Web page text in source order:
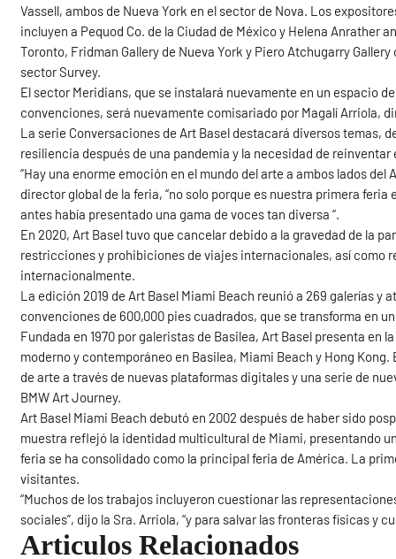
Vassell, ambos de Nueva York en el sector de Nova. Los
incluyen a Pequod Co. de la Ciudad de México y Helena Anrather
Toronto, Fridman Gallery de Nueva York y Piero Atchugarry
sector Survey.
El sector Meridians, que se instalará nuevamente en un espacio
convenciones, será nuevamente comisariado por Magalí Arriola,
La serie Conversaciones de Art Basel destacará diversos temas,
resiliencia después de una pandemia y la necesidad de reinventar
“Hay una enorme emoción en el mundo del arte a ambos lados
director global de la feria, “no solo porque es nuestra primera
antes había presentado una gama de voces tan diversa “.
En 2020, Art Basel tuvo que cancelar debido a la gravedad de la
restricciones y prohibiciones de viajes internacionales, así como
internacionalmente.
La edición 2019 de Art Basel Miami Beach reunió a 269 galerías
convenciones de 600,000 pies cuadrados, que se transforma en
Fundada en 1970 por galeristas de Basilea, Art Basel presenta
moderno y contemporáneo en Basilea, Miami Beach y Hong
de arte a través de nuevas plataformas digitales y una serie de
BMW Art Journey.
Art Basel Miami Beach debutó en 2002 después de haber sido
muestra reflejó la identidad multicultural de Miami, presentando
feria se ha consolidado como la principal feria de América. La
visitantes.
“Muchos de los trabajos incluyeron cuestionar las
sociales”, dijo la Sra. Arriola, “y para salvar las fronteras físicas y
Articulos Relacionados